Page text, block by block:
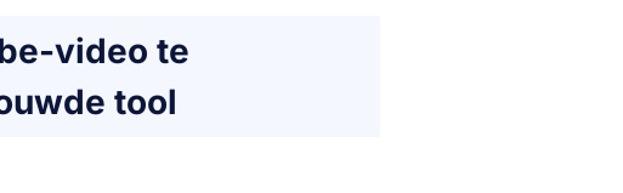
video te
tool